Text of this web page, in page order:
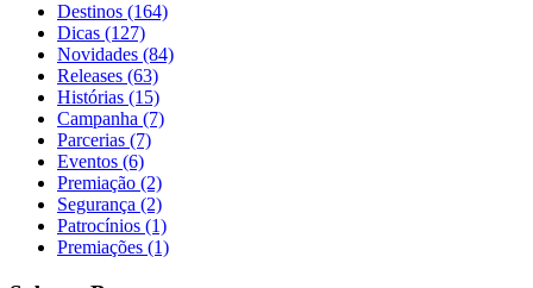
Destinos (164)
Dicas (127)
Novidades (84)
Releases (63)
Histórias (15)
Campanha (7)
Parcerias (7)
Eventos (6)
Premiação (2)
Segurança (2)
Patrocínios (1)
Premiações (1)